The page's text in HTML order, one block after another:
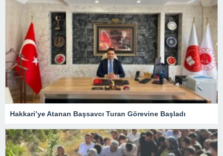
Hakkari’ye Atanan Başsavcı Turan Görevine Başladı